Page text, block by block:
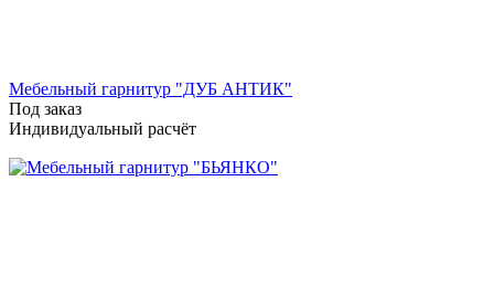
Мебельный гарнитур "ДУБ АНТИК"
Под заказ
Индивидуальный расчёт